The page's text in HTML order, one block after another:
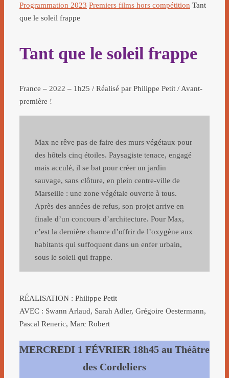
Accueil
Programmation 2023 Premiers films hors compétition Tant
que le soleil frappe
Tant que le soleil frappe
France – 2022 – 1h25 / Réalisé par Philippe Petit / Avant-
première !
Max ne rêve pas de faire des murs végétaux pour
des hôtels cinq étoiles. Paysagiste tenace, engagé
mais acculé, il se bat pour créer un jardin
sauvage, sans clôture, en plein centre-ville de
Marseille : une zone végétale ouverte à tous.
Après des années de refus, son projet arrive en
finale d’un concours d’architecture. Pour Max,
c’est la dernière chance d’offrir de l’oxygène aux
habitants qui suffoquent dans un enfer urbain,
sous le soleil qui frappe.
RÉALISATION : Philippe Petit
AVEC : Swann Arlaud, Sarah Adler, Grégoire Oestermann,
Pascal Reneric, Marc Robert
MERCREDI 1 FÉVRIER 18h45 au Théâtre
des Cordeliers